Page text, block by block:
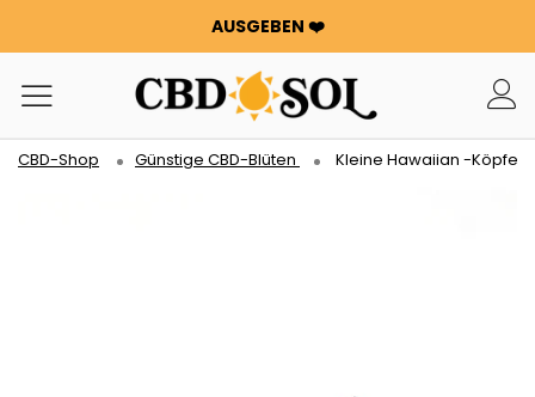
AUSGEBEN ❤️
WATERMELON CBD AB 0,30 €/g 🍉!
DOPPELTE BESTELLUNGEN ✨
100 G BLUMEN ODER HARZ GRATIS PRO 100 €, DIE SIE
AUSGEBEN ❤️
WATERMELON CBD AB 0,30 €/g 🍉!
CBD-Shop Günstige CBD-Blüten Kleine Hawaiian -Köpfe